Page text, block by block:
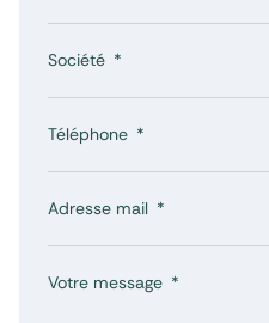
Société
Téléphone
Adresse mail
Votre message